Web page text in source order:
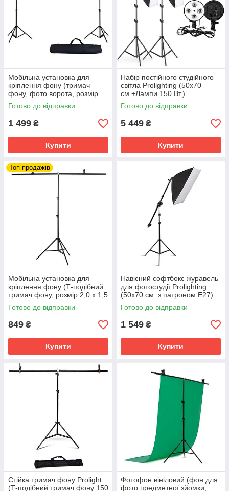
Мобільна установка для
кріплення фону (тримач
фону, фото ворота, розмір
2,1х3,0 м)
Готово до відправки
1 499 ₴
Купити
Набір постійного студійного
світла Prolighting (50x70
см.+Лампи 150 Вт.)
Готово до відправки
5 449 ₴
Купити
Топ продажів
Мобільна установка для
кріплення фону (Т-подібний
тримач фону, розмір 2,0 х 1,5
м. з прищіпками)
Готово до відправки
849 ₴
Купити
Навісний софтбокс журавель
для фотостудії Prolighting
(50х70 см. з патроном Е27)
Готово до відправки
1 549 ₴
Купити
Стійка тримач фону Prolight
(Т-подібний тримач фону 150
Фотофон вініловий (фон для
фото предметної зйомки,